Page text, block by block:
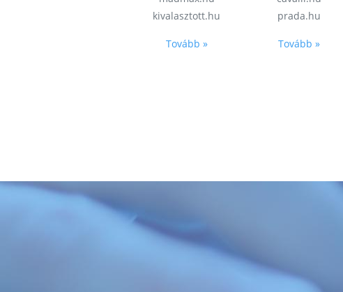
kivalasztott.hu
Tovább »
prada.hu
Tovább »